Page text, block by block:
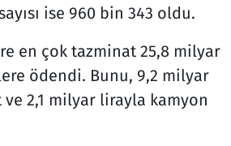
ise 960 bin 343 oldu.
en çok tazminat 25,8 milyar
ödendi. Bunu, 9,2 milyar
2,1 milyar lirayla kamyon